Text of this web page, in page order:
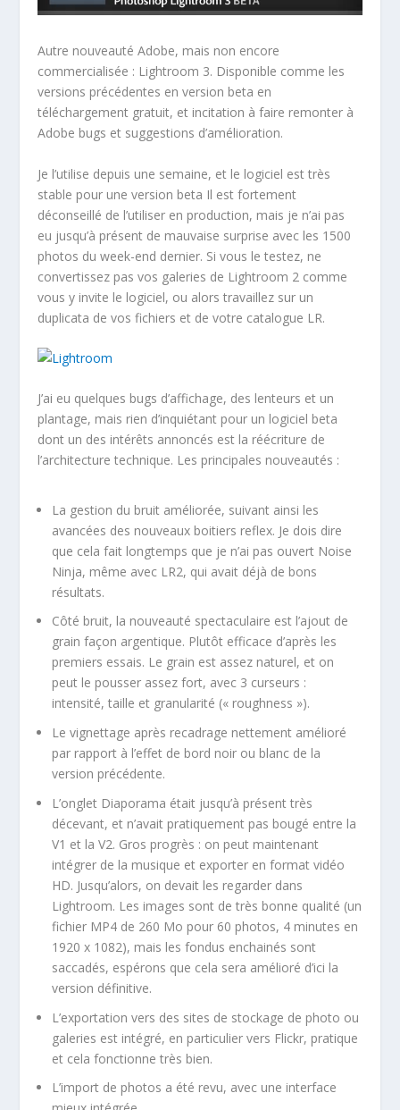
Autre nouveauté Adobe, mais non encore
commercialisée : Lightroom 3. Disponible comme les
versions précédentes en version beta en
téléchargement gratuit, et incitation à faire remonter à
Adobe bugs et suggestions d’amélioration.
Je l’utilise depuis une semaine, et le logiciel est très
stable pour une version beta Il est fortement
déconseillé de l’utiliser en production, mais je n’ai pas
eu jusqu’à présent de mauvaise surprise avec les 1500
photos du week-end dernier. Si vous le testez, ne
convertissez pas vos galeries de Lightroom 2 comme
vous y invite le logiciel, ou alors travaillez sur un
duplicata de vos fichiers et de votre catalogue LR.
J’ai eu quelques bugs d’affichage, des lenteurs et un
plantage, mais rien d’inquiétant pour un logiciel beta
dont un des intérêts annoncés est la réécriture de
l’architecture technique. Les principales nouveautés :
La gestion du bruit améliorée, suivant ainsi les
avancées des nouveaux boitiers reflex. Je dois dire
que cela fait longtemps que je n’ai pas ouvert Noise
Ninja, même avec LR2, qui avait déjà de bons
résultats.
Côté bruit, la nouveauté spectaculaire est l’ajout de
grain façon argentique. Plutôt efficace d’après les
premiers essais. Le grain est assez naturel, et on
peut le pousser assez fort, avec 3 curseurs :
intensité, taille et granularité (« roughness »).
Le vignettage après recadrage nettement amélioré
par rapport à l’effet de bord noir ou blanc de la
version précédente.
L’onglet Diaporama était jusqu’à présent très
décevant, et n’avait pratiquement pas bougé entre la
V1 et la V2. Gros progrès : on peut maintenant
intégrer de la musique et exporter en format vidéo
HD. Jusqu’alors, on devait les regarder dans
Lightroom. Les images sont de très bonne qualité (un
fichier MP4 de 260 Mo pour 60 photos, 4 minutes en
1920 x 1082), mais les fondus enchainés sont
saccadés, espérons que cela sera amélioré d’ici la
version définitive.
L’exportation vers des sites de stockage de photo ou
galeries est intégré, en particulier vers Flickr, pratique
et cela fonctionne très bien.
L’import de photos a été revu, avec une interface